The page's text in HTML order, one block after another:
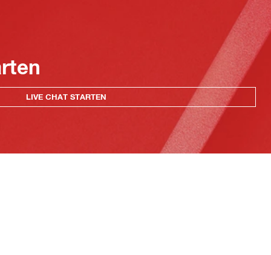
LIVE CHAT STARTEN